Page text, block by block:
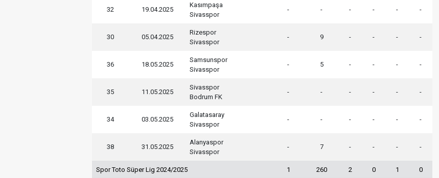
32 19.04.2025
Kasımpaşa
Sivasspor
- - - - - -
30 05.04.2025
Rizespor
Sivasspor
- 9 - - - -
36 18.05.2025
Samsunspor
Sivasspor
- 5 - - - -
35 11.05.2025
Sivasspor
Bodrum FK
- - - - - -
34 03.05.2025
Galatasaray
Sivasspor
- - - - - -
38 31.05.2025
Alanyaspor
Sivasspor
- 7 - - - -
Spor Toto Süper Lig 2024/2025 1 260 2 0 1 0